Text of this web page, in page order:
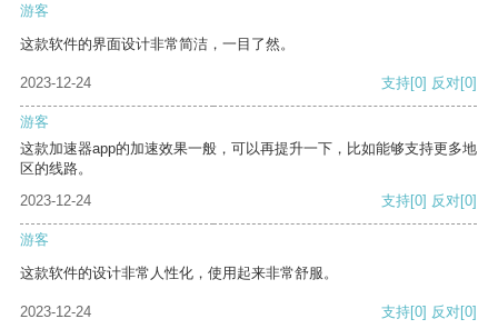
游客
这款软件的界面设计非常简洁，一目了然。
2023-12-24 支持[0] 反对[0]
游客
这款加速器app的加速效果一般，可以再提升一下，比如能够支持更多地
区的线路。
2023-12-24
支持[0] 反对[0]
游客
这款软件的设计非常人性化，使用起来非常舒服。
2023-12-24 支持[0] 反对[0]